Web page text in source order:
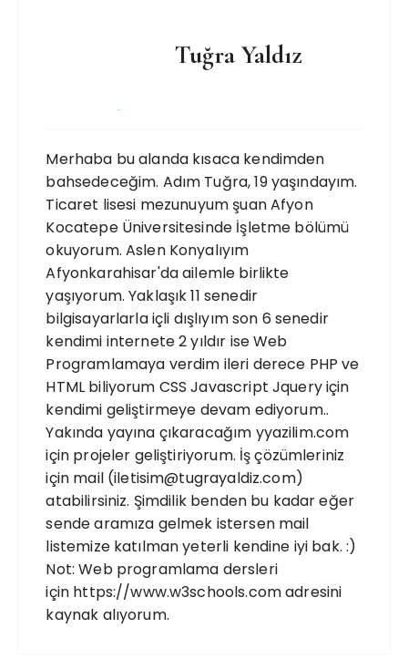
Tuğra Yaldız
Merhaba bu alanda kısaca kendimden
bahsedeceğim. Adım Tuğra, 19 yaşındayım.
Ticaret lisesi mezunuyum şuan Afyon
Kocatepe Üniversitesinde İşletme bölümü
okuyorum. Aslen Konyalıyım
Afyonkarahisar'da ailemle birlikte
yaşıyorum. Yaklaşık 11 senedir
bilgisayarlarla içli dışlıyım son 6 senedir
kendimi internete 2 yıldır ise Web
Programlamaya verdim ileri derece PHP ve
HTML biliyorum CSS Javascript Jquery için
kendimi geliştirmeye devam ediyorum..
Yakında yayına çıkaracağım yyazilim.com
için projeler geliştiriyorum. İş çözümleriniz
için mail (iletisim@tugrayaldiz.com)
atabilirsiniz. Şimdilik benden bu kadar eğer
sende aramıza gelmek istersen mail
listemize katılman yeterli kendine iyi bak. :)
Not: Web programlama dersleri
için https://www.w3schools.com adresini
kaynak alıyorum.